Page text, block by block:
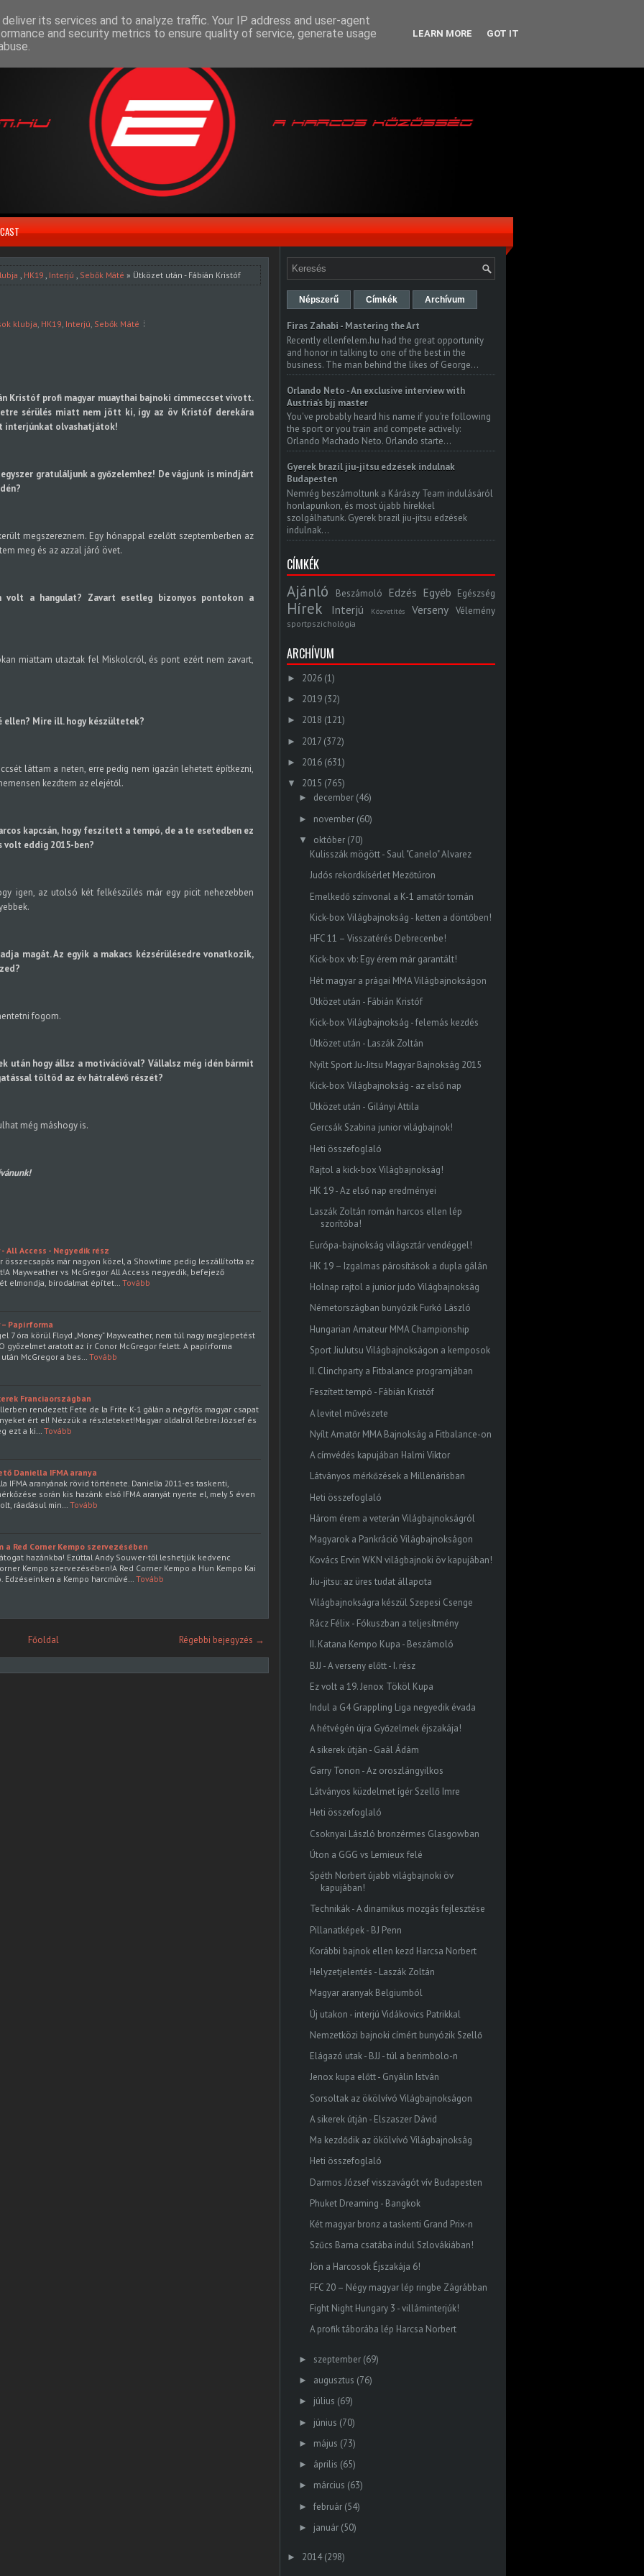
, HK19 , Interjú , Sebők Máté » Ütközet után - Fábián Kristóf
klubja, HK19, Interjú, Sebők Máté
Kristóf profi magyar muaythai bajnoki címmeccset vívott.
sérülés miatt nem jött ki, így az öv Kristóf derekára
interjúnkat olvashatjátok!
gratuláljunk a győzelemhez! De vágjunk is mindjárt
megszereznem. Egy hónappal ezelőtt szeptemberben az
meg és az azzal járó övet.
volt a hangulat? Zavart esetleg bizonyos pontokon a
miattam utaztak fel Miskolcról, és pont ezért nem zavart,
Mire ill. hogy készültetek?
láttam a neten, erre pedig nem igazán lehetett építkezni,
kezdtem az elejétől.
kapcsán, hogy feszített a tempó, de a te esetedben ez
volt eddig 2015-ben?
igen, az utolsó két felkészülés már egy picit nehezebben
magát. Az egyik a makacs kézsérülésedre vonatkozik,
fogom.
után hogy állsz a motivációval? Vállalsz még idén bármit
töltöd az év hátralévő részét?
még máshogy is.
All Access - Negyedik rész
összecsapás már nagyon közel, a Showtime pedig leszállította az
Mayweather vs McGregor All Access negyedik, befejező
elmondja, birodalmat építet…
Tovább
Papírforma
7 óra körül Floyd „Money” Mayweather, nem túl nagy meglepetést
győzelmet aratott az ír Conor McGregor felett. A papírforma
McGregor a bes…
Tovább
Franciaországban
rendezett Fete de la Frite K-1 gálán a négyfős magyar csapat
ért el! Nézzük a részleteket!Magyar oldalról Rebrei József és
ezt a ki…
Tovább
Daniella IFMA aranya
IFMA aranyának rövid története. Daniella 2011-es taskenti,
során kis hazánk első IFMA aranyát nyerte el, mely 5 éven
ráadásul min…
Tovább
a Red Corner Kempo szervezésében
hazánkba! Ezúttal Andy Souwer-től leshetjük kedvenc
Kempo szervezésében!A Red Corner Kempo a Hun Kempo Kai
a Kempo harcművé…
Tovább
Régebbi bejegyzés →
Főoldal
Népszerű Címkék Archívum
Firas Zahabi - Mastering the Art
Recently ellenfelem.hu had the great opportunity
and honor in talking to one of the best in the
business. The man behind the likes of George...
Orlando Neto - An exclusive interview with
Austria's bjj master
You've probably heard his name if you're following
the sport or you train and compete actively:
Orlando Machado Neto. Orlando starte...
Gyerek brazil jiu-jitsu edzések indulnak
Budapesten
Nemrég beszámoltunk a Kárászy Team indulásáról
honlapunkon, és most újabb hírekkel
szolgálhatunk. Gyerek brazil jiu-jitsu edzések
indulnak...
CÍMKÉK
Ajánló Beszámoló Edzés Egyéb Egészség
Hírek Interjú Közvetítés Verseny Vélemény
sportpszichológia
ARCHÍVUM
► 2026 (1)
► 2019 (32)
► 2018 (121)
► 2017 (372)
► 2016 (631)
▼ 2015 (765)
► december (46)
► november (60)
▼ október (70)
Kulisszák mögött - Saul "Canelo" Alvarez
Judós rekordkísérlet Mezőtúron
Emelkedő színvonal a K-1 amatőr tornán
Kick-box Világbajnokság - ketten a döntőben!
HFC 11 – Visszatérés Debrecenbe!
Kick-box vb: Egy érem már garantált!
Hét magyar a prágai MMA Világbajnokságon
Ütközet után - Fábián Kristóf
Kick-box Világbajnokság - felemás kezdés
Ütközet után - Laszák Zoltán
Nyílt Sport Ju-Jitsu Magyar Bajnokság 2015
Kick-box Világbajnokság - az első nap
Ütközet után - Gilányi Attila
Gercsák Szabina junior világbajnok!
Heti összefoglaló
Rajtol a kick-box Világbajnokság!
HK 19 - Az első nap eredményei
Laszák Zoltán román harcos ellen lép
szorítóba!
Európa-bajnokság világsztár vendéggel!
HK 19 – Izgalmas párosítások a dupla gálán
Holnap rajtol a junior judo Világbajnokság
Németországban bunyózik Furkó László
Hungarian Amateur MMA Championship
Sport JiuJutsu Világbajnokságon a kemposok
II. Clinchparty a Fitbalance programjában
Feszített tempó - Fábián Kristóf
A levitel művészete
Nyílt Amatőr MMA Bajnokság a Fitbalance-on
A címvédés kapujában Halmi Viktor
Látványos mérkőzések a Millenárisban
Heti összefoglaló
Három érem a veterán Világbajnokságról
Magyarok a Pankráció Világbajnokságon
Kovács Ervin WKN világbajnoki öv kapujában!
Jiu-jitsu: az üres tudat állapota
Világbajnokságra készül Szepesi Csenge
Rácz Félix - Fókuszban a teljesítmény
II. Katana Kempo Kupa - Beszámoló
BJJ - A verseny előtt - I. rész
Ez volt a 19. Jenox Tököl Kupa
Indul a G4 Grappling Liga negyedik évada
A hétvégén újra Győzelmek éjszakája!
A sikerek útján - Gaál Ádám
Garry Tonon - Az oroszlángyilkos
Látványos küzdelmet ígér Szellő Imre
Heti összefoglaló
Csoknyai László bronzérmes Glasgowban
Úton a GGG vs Lemieux felé
Spéth Norbert újabb világbajnoki öv
kapujában!
Technikák - A dinamikus mozgás fejlesztése
Pillanatképek - BJ Penn
Korábbi bajnok ellen kezd Harcsa Norbert
Helyzetjelentés - Laszák Zoltán
Magyar aranyak Belgiumból
Új utakon - interjú Vidákovics Patrikkal
Nemzetközi bajnoki címért bunyózik Szellő
Elágazó utak - BJJ - túl a berimbolo-n
Jenox kupa előtt - Gnyálin István
Sorsoltak az ökölvívó Világbajnokságon
A sikerek útján - Elszaszer Dávid
Ma kezdődik az ökölvívó Világbajnokság
Heti összefoglaló
Darmos József visszavágót vív Budapesten
Phuket Dreaming - Bangkok
Két magyar bronz a taskenti Grand Prix-n
Szűcs Barna csatába indul Szlovákiában!
Jön a Harcosok Éjszakája 6!
FFC 20 – Négy magyar lép ringbe Zágrábban
Fight Night Hungary 3 - villáminterjúk!
A profik táborába lép Harcsa Norbert
► szeptember (69)
► augusztus (76)
► július (69)
► június (70)
► május (73)
► április (65)
► március (63)
► február (54)
► január (50)
► 2014 (298)
its services and to analyze traffic. Your IP address and user-agent
and security metrics to ensure quality of service, generate usage
LEARN MORE GOT IT